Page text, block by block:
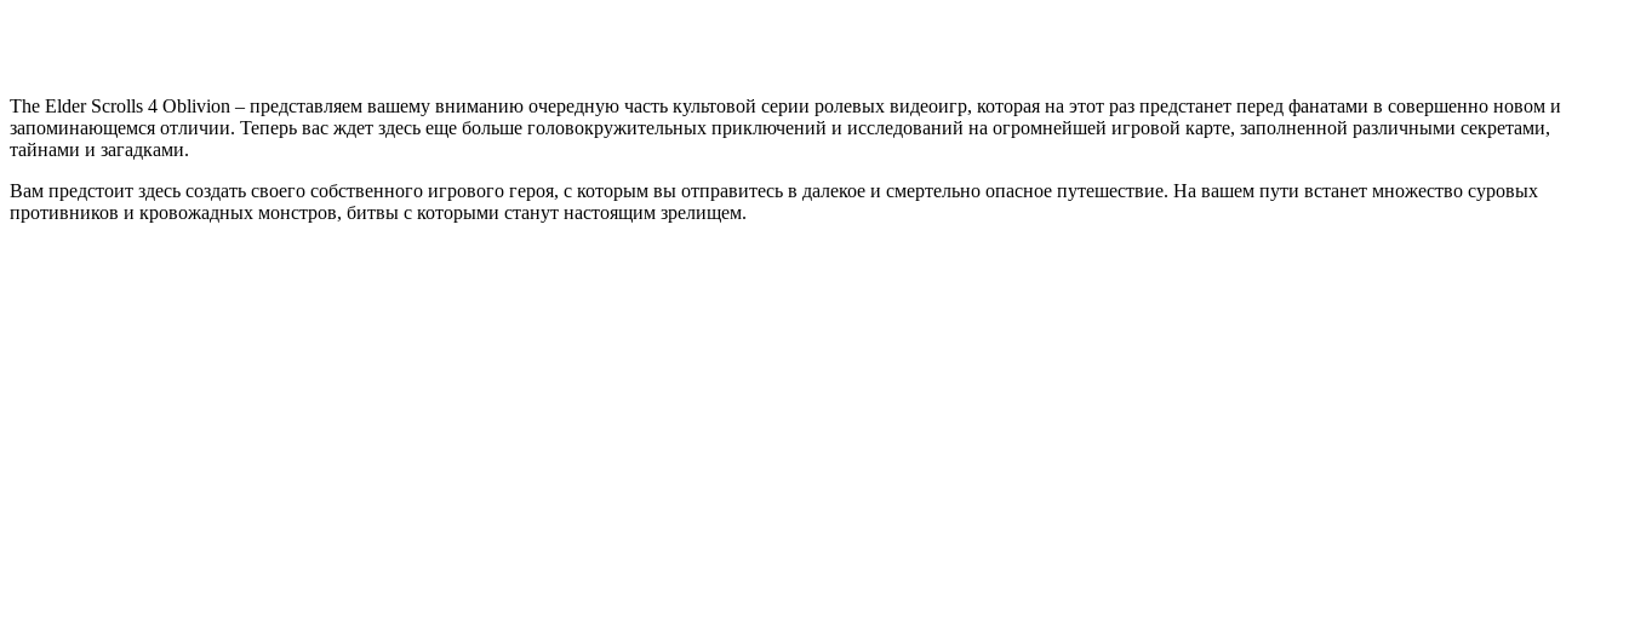
The Elder Scrolls 4 Oblivion – представляем вашему вниманию очередную часть культовой серии ролевых видеоигр, которая на этот раз предстанет перед фанатами в совершенно новом и
запоминающемся отличии. Теперь вас ждет здесь еще больше головокружительных приключений и исследований на огромнейшей игровой карте, заполненной различными секретами,
тайнами и загадками.
Вам предстоит здесь создать своего собственного игрового героя, с которым вы отправитесь в далекое и смертельно опасное путешествие. На вашем пути встанет множество суровых
противников и кровожадных монстров, битвы с которыми станут настоящим зрелищем.